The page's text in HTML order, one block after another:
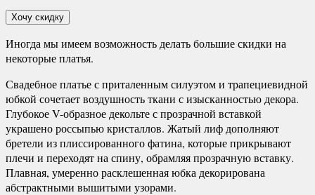
Хочу скидку
Иногда мы имеем возможность делать большие скидки на
некоторые платья.
Свадебное платье с приталенным силуэтом и трапециевидной
юбкой сочетает воздушность ткани с изысканностью декора.
Глубокое V-образное декольте с прозрачной вставкой
украшено россыпью кристаллов. Жатый лиф дополняют
бретели из плиссированного фатина, которые прикрывают
плечи и переходят на спину, обрамляя прозрачную вставку.
Плавная, умеренно расклешенная юбка декорирована
абстрактными вышитыми узорами.